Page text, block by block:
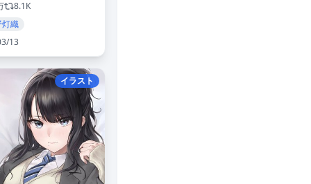
8.1K
織
13
イラスト